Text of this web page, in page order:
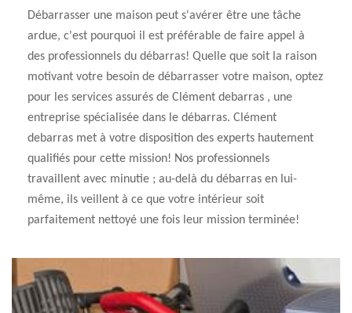
Débarrasser une maison peut s'avérer être une tâche
ardue, c'est pourquoi il est préférable de faire appel à
des professionnels du débarras! Quelle que soit la raison
motivant votre besoin de débarrasser votre maison, optez
pour les services assurés de Clément debarras , une
entreprise spécialisée dans le débarras. Clément
debarras met à votre disposition des experts hautement
qualifiés pour cette mission! Nos professionnels
travaillent avec minutie ; au-delà du débarras en lui-
même, ils veillent à ce que votre intérieur soit
parfaitement nettoyé une fois leur mission terminée!